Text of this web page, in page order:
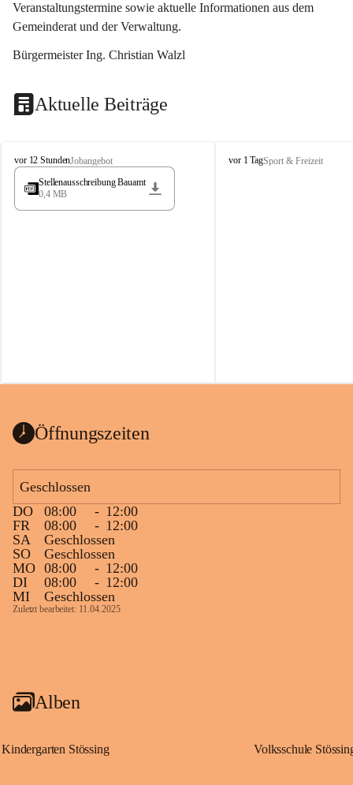
Veranstaltungstermine sowie aktuelle Informationen aus dem
Gemeinderat und der Verwaltung.
Bürgermeister Ing. Christian Walzl
Aktuelle Beiträge
S
t
s
vor 12 StundenJobangebot
Stellenausschreibung Bauamt
0,4 MB
S
vor 1 TagSport & Freizeit
Öffnungszeiten
Geschlossen
DO
08:00 - 12:00
FR
08:00 - 12:00
SA
Geschlossen
SO
Geschlossen
MO 08:00 - 12:00
DI
08:00 - 12:00
MI
Geschlossen
Zuletzt bearbeitet: 11.04.2025
Alben
Kindergarten Stössing Volksschule